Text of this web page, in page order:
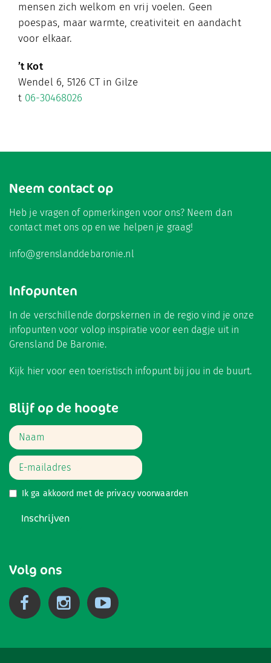
mensen zich welkom en vrij voelen. Geen
poespas, maar warmte, creativiteit en aandacht
voor elkaar.
’t Kot
Wendel 6, 5126 CT in Gilze
t 06-30468026
Neem contact op
Heb je vragen of opmerkingen voor ons? Neem dan
contact met ons op en we helpen je graag!
info@grenslanddebaronie.nl
Infopunten
In de verschillende dorpskernen in de regio vind je onze
infopunten voor volop inspiratie voor een dagje uit in
Grensland De Baronie.
Kijk hiervoor een toeristisch infopunt bij jou in de buurt.
Blijf op de hoogte
Ik ga akkoord met de privacy voorwaarden
Inschrijven
Volg ons